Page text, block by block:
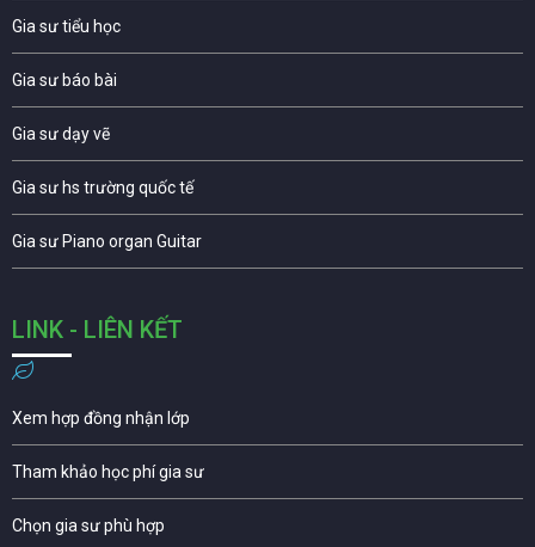
Gia sư tiểu học
Gia sư báo bài
Gia sư dạy vẽ
Gia sư hs trường quốc tế
Gia sư Piano organ Guitar
LINK - LIÊN KẾT
Xem hợp đồng nhận lớp
Tham khảo học phí gia sư
Chọn gia sư phù hợp